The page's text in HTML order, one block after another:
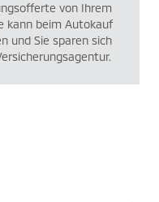
von Ihrem
kann beim Autokauf
und Sie sparen sich